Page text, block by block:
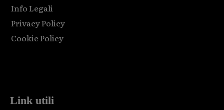
Info Legali
Privacy Policy
Cookie Policy
Link utili